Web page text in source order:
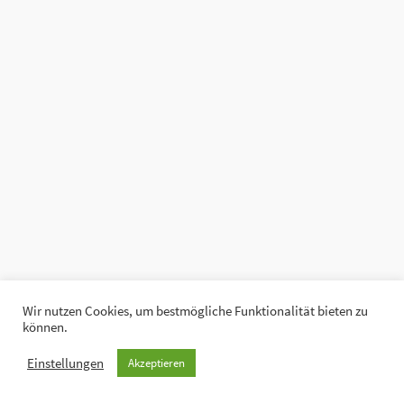
Wir nutzen Cookies, um bestmögliche Funktionalität bieten zu
können.
Einstellungen Akzeptieren